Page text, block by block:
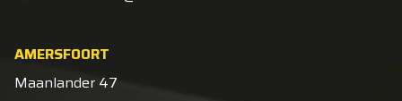
AMERSFOORT
Maanlander 47